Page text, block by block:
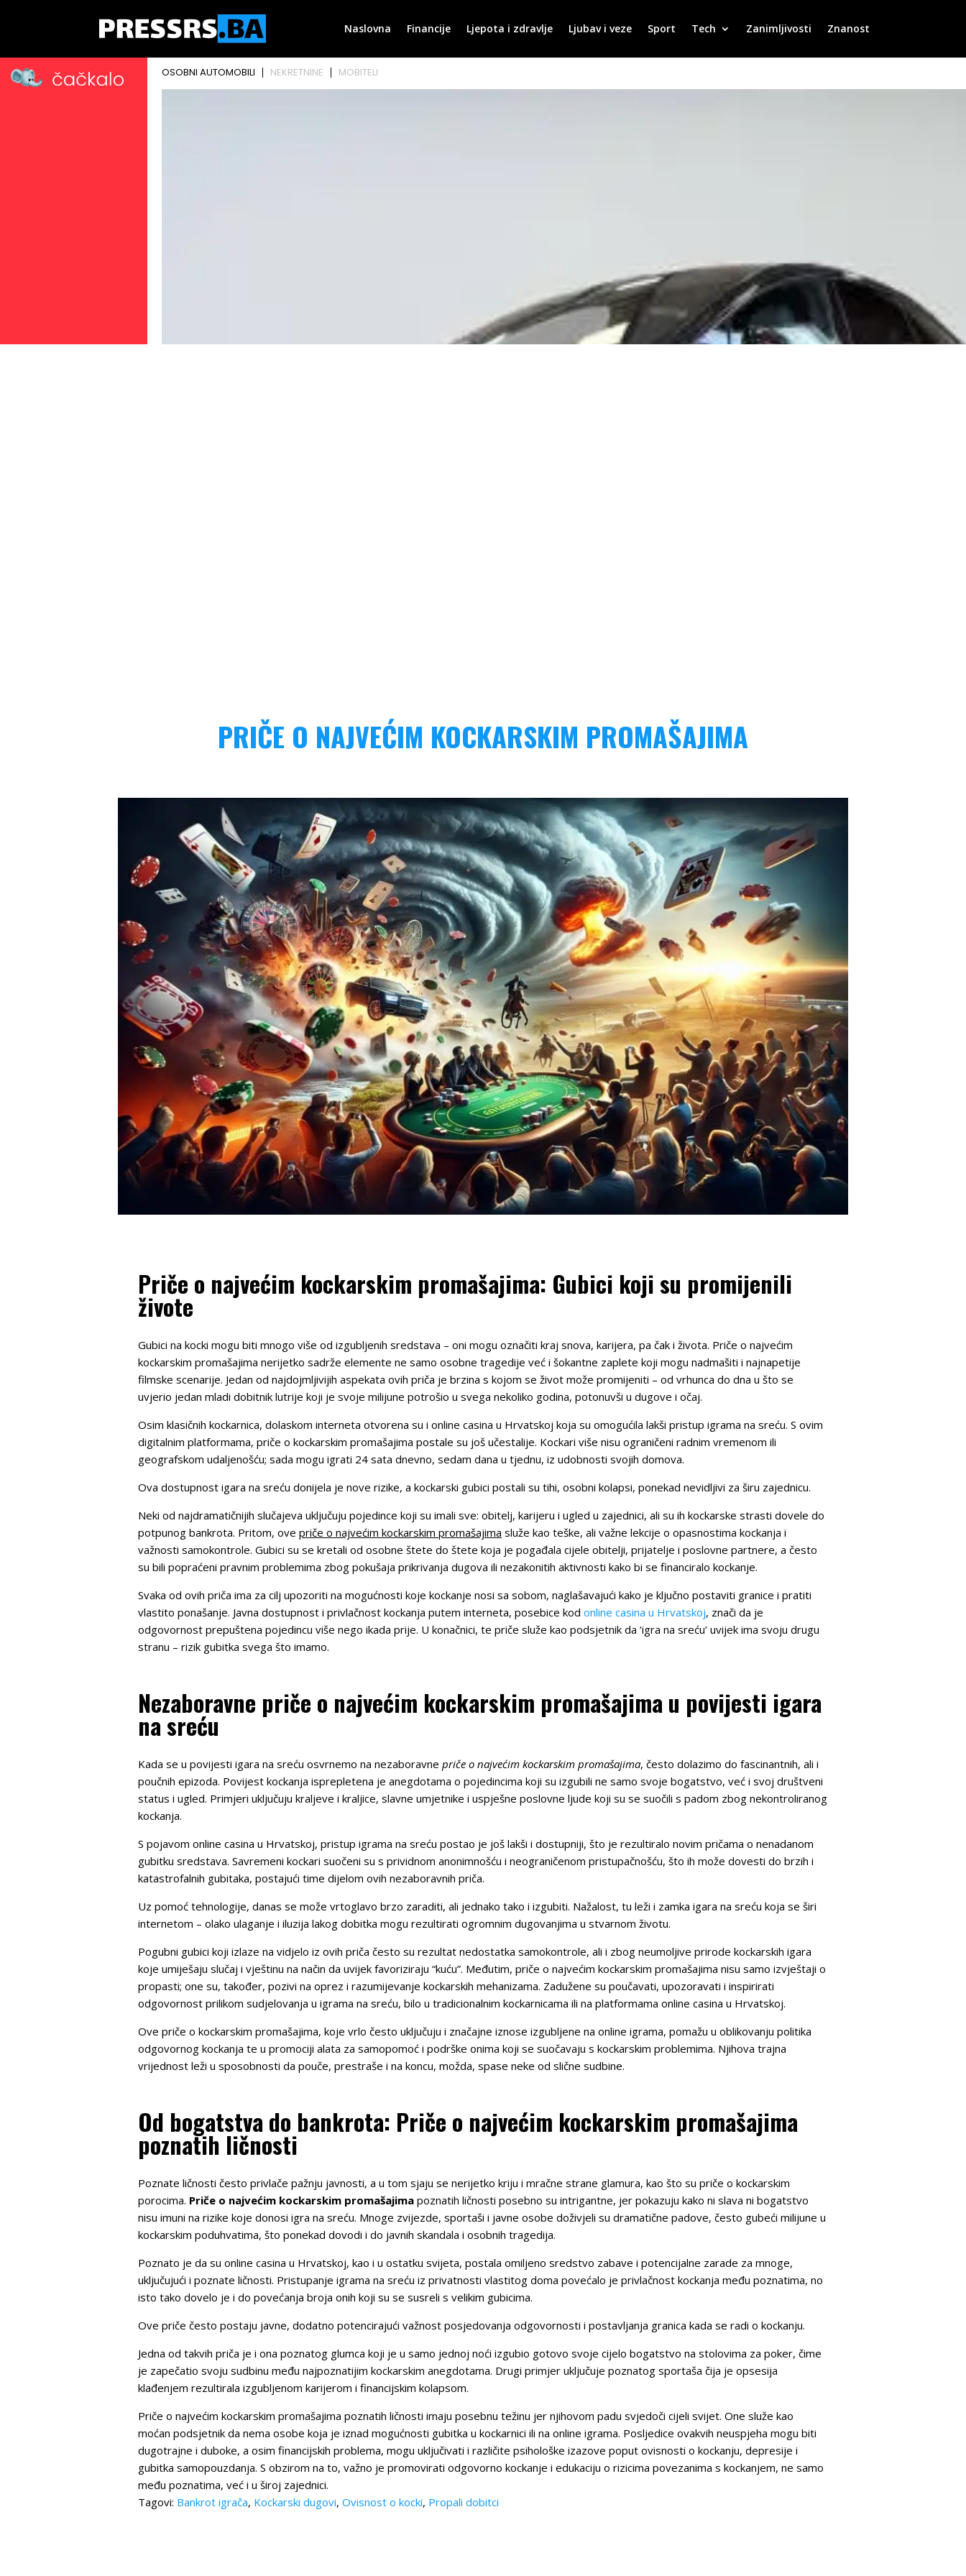
Naslovna Financije Ljepota i zdravlje Ljubav i veze Sport Tech Zanimljivosti Znanost
PRIČE O NAJVEĆIM KOCKARSKIM PROMAŠAJIMA
Priče o najvećim kockarskim promašajima: Gubici koji su promijenili
živote
Gubici na kocki mogu biti mnogo više od izgubljenih sredstava – oni mogu označiti kraj snova, karijera, pa čak i života. Priče o najvećim
kockarskim promašajima nerijetko sadrže elemente ne samo osobne tragedije već i šokantne zaplete koji mogu nadmašiti i najnapetije
filmske scenarije. Jedan od najdojmljivijih aspekata ovih priča je brzina s kojom se život može promijeniti – od vrhunca do dna u što se
uvjerio jedan mladi dobitnik lutrije koji je svoje milijune potrošio u svega nekoliko godina, potonuvši u dugove i očaj.
Osim klasičnih kockarnica, dolaskom interneta otvorena su i online casina u Hrvatskoj koja su omogućila lakši pristup igrama na sreću. S ovim
digitalnim platformama, priče o kockarskim promašajima postale su još učestalije. Kockari više nisu ograničeni radnim vremenom ili
geografskom udaljenošću; sada mogu igrati 24 sata dnevno, sedam dana u tjednu, iz udobnosti svojih domova.
Ova dostupnost igara na sreću donijela je nove rizike, a kockarski gubici postali su tihi, osobni kolapsi, ponekad nevidljivi za širu zajednicu.
Neki od najdramatičnijih slučajeva uključuju pojedince koji su imali sve: obitelj, karijeru i ugled u zajednici, ali su ih kockarske strasti dovele do
potpunog bankrota. Pritom, ove priče o najvećim kockarskim promašajima služe kao teške, ali važne lekcije o opasnostima kockanja i
važnosti samokontrole. Gubici su se kretali od osobne štete do štete koja je pogađala cijele obitelji, prijatelje i poslovne partnere, a često
su bili popraćeni pravnim problemima zbog pokušaja prikrivanja dugova ili nezakonitih aktivnosti kako bi se financiralo kockanje.
Svaka od ovih priča ima za cilj upozoriti na mogućnosti koje kockanje nosi sa sobom, naglašavajući kako je ključno postaviti granice i pratiti
vlastito ponašanje. Javna dostupnost i privlačnost kockanja putem interneta, posebice kod online casina u Hrvatskoj, znači da je
odgovornost prepuštena pojedincu više nego ikada prije. U konačnici, te priče služe kao podsjetnik da ‘igra na sreću’ uvijek ima svoju drugu
stranu – rizik gubitka svega što imamo.
Nezaboravne priče o najvećim kockarskim promašajima u povijesti igara
na sreću
Kada se u povijesti igara na sreću osvrnemo na nezaboravne priče o najvećim kockarskim promašajima, često dolazimo do fascinantnih, ali i
poučnih epizoda. Povijest kockanja isprepletena je anegdotama o pojedincima koji su izgubili ne samo svoje bogatstvo, već i svoj društveni
status i ugled. Primjeri uključuju kraljeve i kraljice, slavne umjetnike i uspješne poslovne ljude koji su se suočili s padom zbog nekontroliranog
kockanja.
S pojavom online casina u Hrvatskoj, pristup igrama na sreću postao je još lakši i dostupniji, što je rezultiralo novim pričama o nenadanom
gubitku sredstava. Savremeni kockari suočeni su s prividnom anonimnošću i neograničenom pristupačnošću, što ih može dovesti do brzih i
katastrofalnih gubitaka, postajući time dijelom ovih nezaboravnih priča.
Uz pomoć tehnologije, danas se može vrtoglavo brzo zaraditi, ali jednako tako i izgubiti. Nažalost, tu leži i zamka igara na sreću koja se širi
internetom – olako ulaganje i iluzija lakog dobitka mogu rezultirati ogromnim dugovanjima u stvarnom životu.
Pogubni gubici koji izlaze na vidjelo iz ovih priča često su rezultat nedostatka samokontrole, ali i zbog neumoljive prirode kockarskih igara
koje umiješaju slučaj i vještinu na način da uvijek favoriziraju “kuću”. Međutim, priče o najvećim kockarskim promašajima nisu samo izvještaji o
propasti; one su, također, pozivi na oprez i razumijevanje kockarskih mehanizama. Zadužene su poučavati, upozoravati i inspirirati
odgovornost prilikom sudjelovanja u igrama na sreću, bilo u tradicionalnim kockarnicama ili na platformama online casina u Hrvatskoj.
Ove priče o kockarskim promašajima, koje vrlo često uključuju i značajne iznose izgubljene na online igrama, pomažu u oblikovanju politika
odgovornog kockanja te u promociji alata za samopomoć i podrške onima koji se suočavaju s kockarskim problemima. Njihova trajna
vrijednost leži u sposobnosti da pouče, prestraše i na koncu, možda, spase neke od slične sudbine.
Od bogatstva do bankrota: Priče o najvećim kockarskim promašajima
poznatih ličnosti
Poznate ličnosti često privlače pažnju javnosti, a u tom sjaju se nerijetko kriju i mračne strane glamura, kao što su priče o kockarskim
porocima. Priče o najvećim kockarskim promašajima poznatih ličnosti posebno su intrigantne, jer pokazuju kako ni slava ni bogatstvo
nisu imuni na rizike koje donosi igra na sreću. Mnoge zvijezde, sportaši i javne osobe doživjeli su dramatične padove, često gubeći milijune u
kockarskim poduhvatima, što ponekad dovodi i do javnih skandala i osobnih tragedija.
Poznato je da su online casina u Hrvatskoj, kao i u ostatku svijeta, postala omiljeno sredstvo zabave i potencijalne zarade za mnoge,
uključujući i poznate ličnosti. Pristupanje igrama na sreću iz privatnosti vlastitog doma povećalo je privlačnost kockanja među poznatima, no
isto tako dovelo je i do povećanja broja onih koji su se susreli s velikim gubicima.
Ove priče često postaju javne, dodatno potencirajući važnost posjedovanja odgovornosti i postavljanja granica kada se radi o kockanju.
Jedna od takvih priča je i ona poznatog glumca koji je u samo jednoj noći izgubio gotovo svoje cijelo bogatstvo na stolovima za poker, čime
je zapečatio svoju sudbinu među najpoznatijim kockarskim anegdotama. Drugi primjer uključuje poznatog sportaša čija je opsesija
klađenjem rezultirala izgubljenom karijerom i financijskim kolapsom.
Priče o najvećim kockarskim promašajima poznatih ličnosti imaju posebnu težinu jer njihovom padu svjedoči cijeli svijet. One služe kao
moćan podsjetnik da nema osobe koja je iznad mogućnosti gubitka u kockarnici ili na online igrama. Posljedice ovakvih neuspjeha mogu biti
dugotrajne i duboke, a osim financijskih problema, mogu uključivati i različite psihološke izazove poput ovisnosti o kockanju, depresije i
gubitka samopouzdanja. S obzirom na to, važno je promovirati odgovorno kockanje i edukaciju o rizicima povezanima s kockanjem, ne samo
među poznatima, već i u široj zajednici.
Tagovi: Bankrot igrača, Kockarski dugovi, Ovisnost o kocki, Propali dobitci